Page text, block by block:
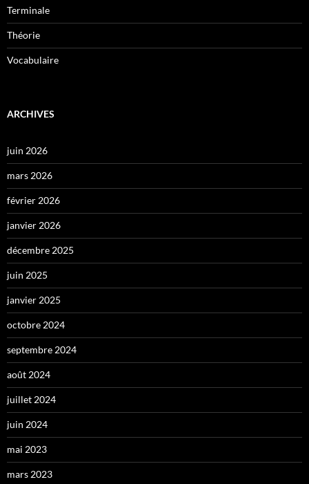
Terminale
Théorie
Vocabulaire
ARCHIVES
juin 2026
mars 2026
février 2026
janvier 2026
décembre 2025
juin 2025
janvier 2025
octobre 2024
septembre 2024
août 2024
juillet 2024
juin 2024
mai 2023
mars 2023